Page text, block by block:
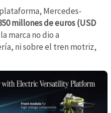
Mercedes-
millones de euros (USD
marca no dio a
ni sobre el tren motriz,